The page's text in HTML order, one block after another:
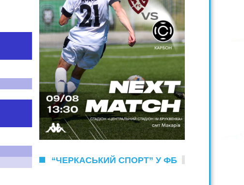
“ЧЕРКАСЬКИЙ СПОРТ” У ФБ